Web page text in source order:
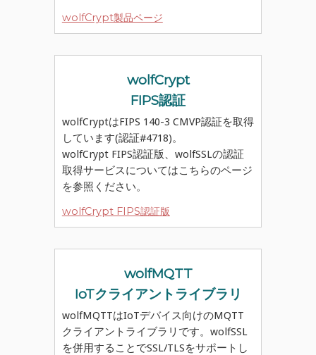
wolfCrypt製品ページ
wolfCrypt
FIPS認証
wolfCryptはFIPS 140-3 CMVP認証を取得
しています(認証#4718)。
wolfCrypt FIPS認証版、wolfSSLの認証
取得サービスについてはこちらのページ
を参照ください。
wolfCrypt FIPS認証版
wolfMQTT
IoTクライアントライブラリ
wolfMQTTはIoTデバイス向けのMQTT
クライアントライブラリです。wolfSSL
を併用することでSSL/TLSをサポートし